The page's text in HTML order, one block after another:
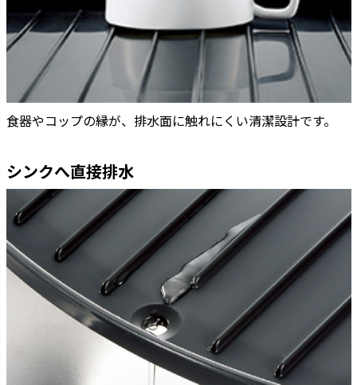
食器やコップの縁が、排水面に触れにくい清潔設計です。
シンクへ直接排水